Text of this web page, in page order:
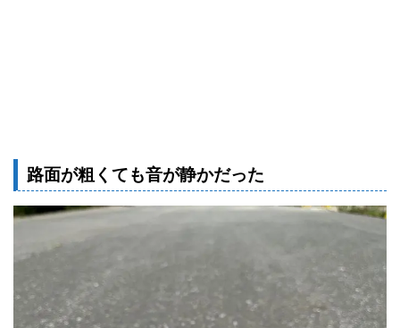
路面が粗くても音が静かだった